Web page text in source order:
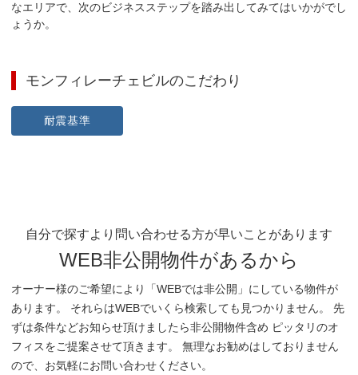
なエリアで、次のビジネスステップを踏み出してみてはいかがでし
ょうか。
モンフィレーチェビルのこだわり
耐震基準
自分で探すより問い合わせる方が早いことがあります
WEB非公開物件があるから
オーナー様のご希望により「WEBでは非公開」にしている物件が
あります。 それらはWEBでいくら検索しても見つかりません。 先
ずは条件などお知らせ頂けましたら非公開物件含め ピッタリのオ
フィスをご提案させて頂きます。 無理なお勧めはしておりません
ので、お気軽にお問い合わせください。